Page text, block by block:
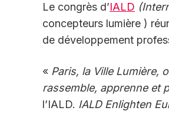
Le congrès d’IALD
concepteurs lumière )
de développement
« Paris, la Ville Lumière,
rassemble, apprenne et
l’IALD. IALD Enlighten